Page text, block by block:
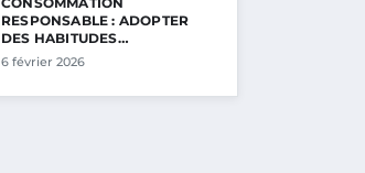
RESPONSABLE : ADOPTER
DES HABITUDES…
6 février 2026